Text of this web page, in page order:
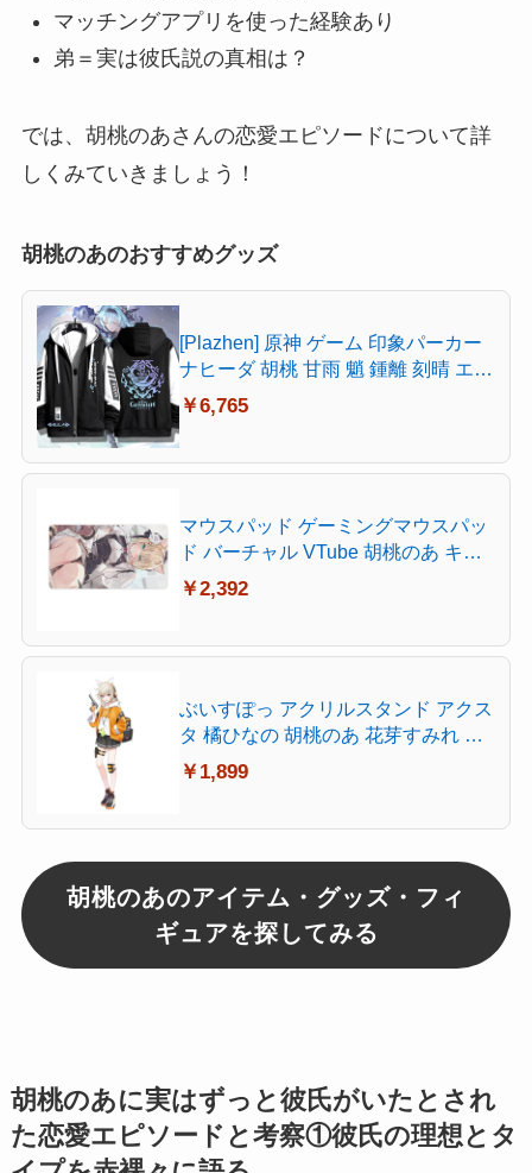
マッチングアプリを使った経験あり
弟＝実は彼氏説の真相は？
では、胡桃のあさんの恋愛エピソードについて詳
しくみていきましょう！
胡桃のあのおすすめグッズ
[Plazhen] 原神 ゲーム 印象パーカー
ナヒーダ 胡桃 甘雨 魈 鍾離 刻晴 エウ
ルア セノ 楓原万葉 スカラマシュ 放
浪者 宵宮 神里綾華 雷電将軍 原神 グ
ッズ アニメ パーカー 男女兼用 (エウ
ルア,XL 薄手)
￥6,765
マウスパッド ゲーミングマウスパッ
ド バーチャル VTube 胡桃のあ キャ
ラクター柄 おしゃれ 周辺 萌えグズ
デスクマット ホーム用 超大型 快適
い表面 耐久性が良い レーザー&光学
￥2,392
ぶいすぽっ アクリルスタンド アクス
タ 橘ひなの 胡桃のあ 花芽すみれ 小
森めと キャラクターグッズ 非公式
台座付き 保護フィルム付き 軽量 透
￥1,899
胡桃のあのアイテム・グッズ・フィ
ギュアを探してみる
胡桃のあに実はずっと彼氏がいたとされ
た恋愛エピソードと考察①彼氏の理想とタ